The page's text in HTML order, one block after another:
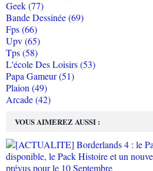
VOUS AIMEREZ AUSSI :
Geek (77)
Bande Dessinée (69)
Fps (66)
Upv (65)
Tps (58)
L'école Des Loisirs (53)
Papa Gameur (51)
Plaion (49)
Arcade (42)